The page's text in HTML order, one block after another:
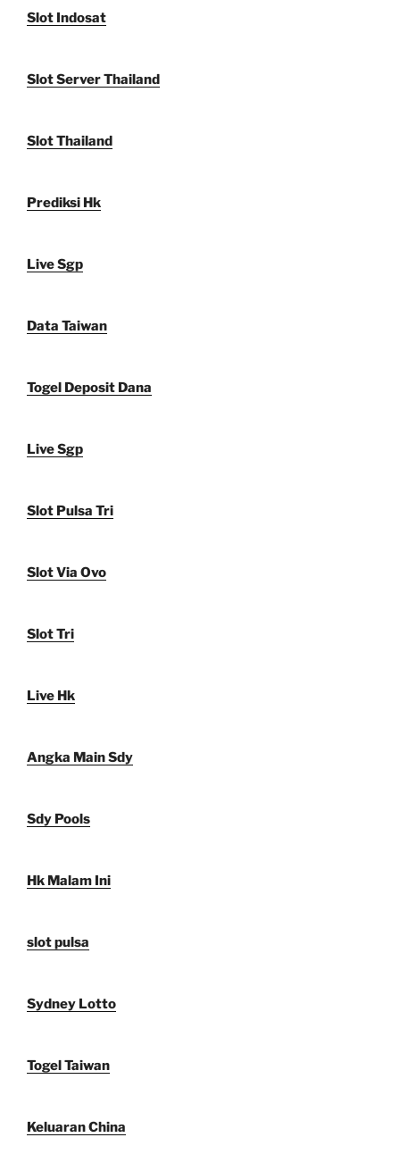
Slot Indosat
Slot Server Thailand
Slot Thailand
Prediksi Hk
Live Sgp
Data Taiwan
Togel Deposit Dana
Live Sgp
Slot Pulsa Tri
Slot Via Ovo
Slot Tri
Live Hk
Angka Main Sdy
Sdy Pools
Hk Malam Ini
slot pulsa
Sydney Lotto
Togel Taiwan
Keluaran China